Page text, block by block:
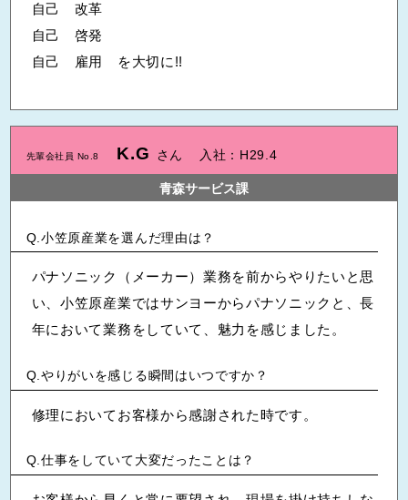
自己 改革
自己 啓発
自己 雇用 を大切に!!
先輩会社員 No.8 K.G さん 入社：H29.4
青森サービス課
小笠原産業を選んだ理由は？
パナソニック（メーカー）業務を前からやりたいと思
い、小笠原産業ではサンヨーからパナソニックと、長
年において業務をしていて、魅力を感じました。
やりがいを感じる瞬間はいつですか？
修理においてお客様から感謝された時です。
仕事をしていて大変だったことは？